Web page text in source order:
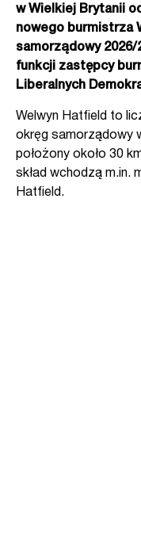
w Wielkiej Brytanii
nowego burmistrza
samorządowy 2026/
funkcji zastępcy
Liberalnych
Welwyn Hatfield to
okręg samorządowy
położony około 30
skład wchodzą m.in.
Hatfield.